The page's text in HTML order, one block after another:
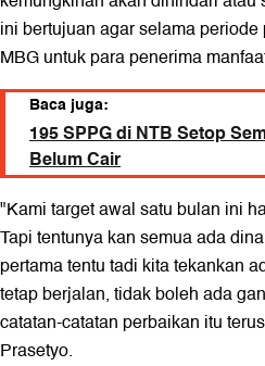
ini bertujuan agar selama
MBG untuk para penerima
Baca juga:
195 SPPG di NTB Setop
Belum Cair
"Kami target awal satu bulan ini
Tapi tentunya kan semua ada
pertama tentu tadi kita tekankan
tetap berjalan, tidak boleh ada
catatan-catatan perbaikan itu
Prasetyo.